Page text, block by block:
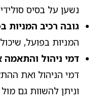
נשען על בסיס
גובה רכיב המניות
המניות בפועל,
דמי ניהול והתאמה
דמי הניהול ואת
וניתן להשוות גם